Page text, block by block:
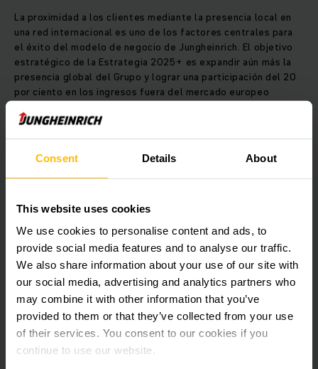
Consent Details About
This website uses cookies
We use cookies to personalise content and ads, to
provide social media features and to analyse our traffic.
We also share information about your use of our site with
our social media, advertising and analytics partners who
may combine it with other information that you’ve
provided to them or that they’ve collected from your use
of their services. You consent to our cookies if you
continue to use our website.
La proximidad a los clientes mediante la presencia local en
una red internacional es uno de los factores centrales para
el éxito del modelo de negocio de Jungheinrich. El objetivo
estratégico de la Estrategia 2025+ es expandir aún más la
presencia global del Grupo y lograr una participación del 20
por ciento en los ingresos fuera del mercado europeo
aumentar su crecimiento principalmente en América del
Norte, pero también en Asia.
El objetivo principal de la Estrategia 2025+ es crear valor
Jungheinrich. Jungheinrich es consciente de su
actividades del Grupo en todo el mundo. La sostenibilidad
determina significativamente la dirección de la empresa
ahora y en el futuro y forma la base para la cooperación en
Jungheinrich y su impacto. Los objetivos y estándares para
esta acción sostenible en toda la empresa se desarrollaron
como parte de la Estrategia 2025+. Desde el primer
trimestre de 2021, todos los sitios de Jungheinrich en
Alemania han estado operando exclusivamente con
electricidad verde; Las sucursales y plantas internacionales